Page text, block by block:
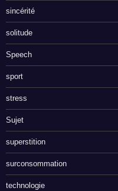
sincérité
solitude
Speech
sport
stress
Sujet
superstition
surconsommation
technologie